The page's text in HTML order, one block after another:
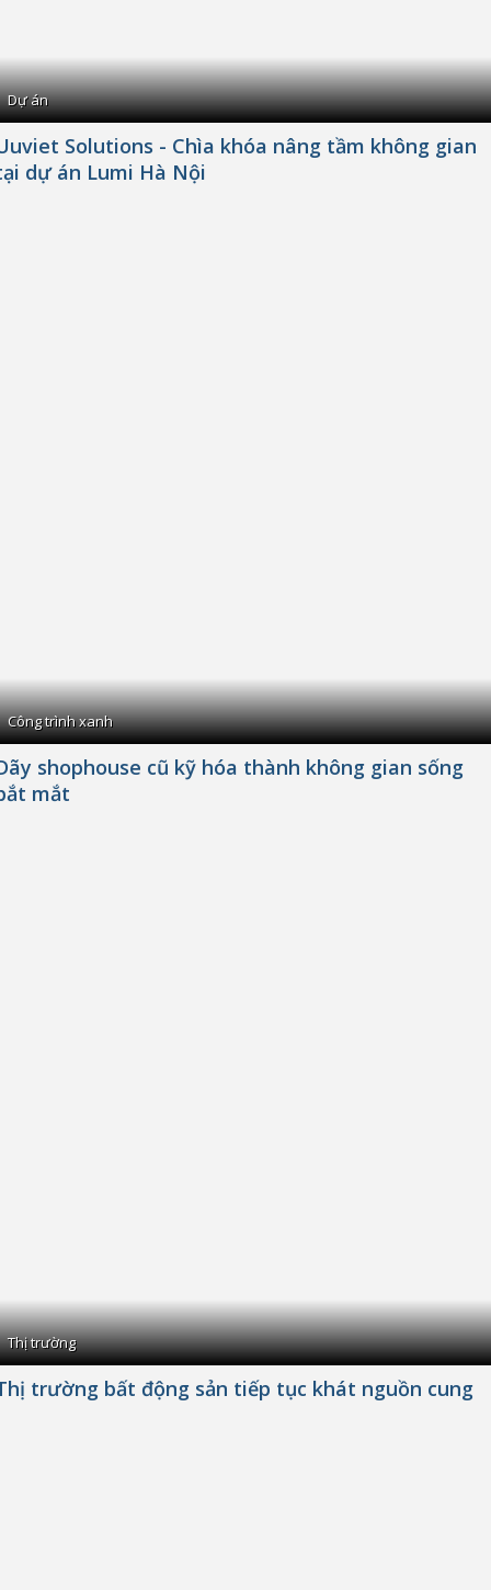
Dự án
Solutions - Chìa khóa nâng tầm không gian
dự án Lumi Hà Nội
Công trình xanh
shophouse cũ kỹ hóa thành không gian sống
mắt
Thị trường
trường bất động sản tiếp tục khát nguồn cung